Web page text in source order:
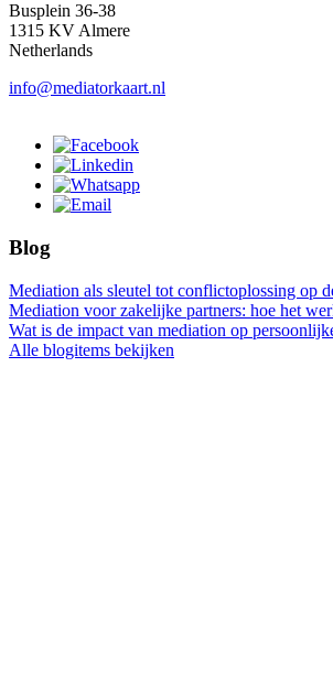
Busplein 36-38
1315 KV Almere
Netherlands
info@mediatorkaart.nl
Blog
Mediation als sleutel tot conflictoplossing op
Mediation voor zakelijke partners: hoe het
Wat is de impact van mediation op
Alle blogitems bekijken